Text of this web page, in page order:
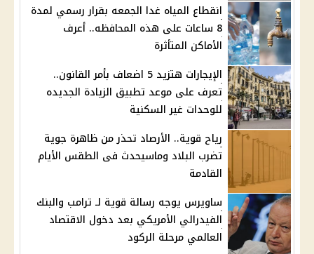
انقطاع المياه غدا الجمعه بقرار رسمي لمدة
8 ساعات على هذه المحافظه.. أعرف
الأماكن المتأثرة
الإيجارات هتزيد 5 اضعاف بأمر القانون..
تعرف على موعد تطبيق الزيادة الجديده
للوحدات غير السكنية
رياح قوية.. الأرصاد تحذر من ظاهرة جوية
تضرب البلاد وماسيحدث فى الطقس الأيام
القادمة
ساويرس يوجه رسالة قوية لـ ترامب والبنك
الفيدرالي الأمريكي بعد دخول الاقتصاد
العالمي مرحلة الركود